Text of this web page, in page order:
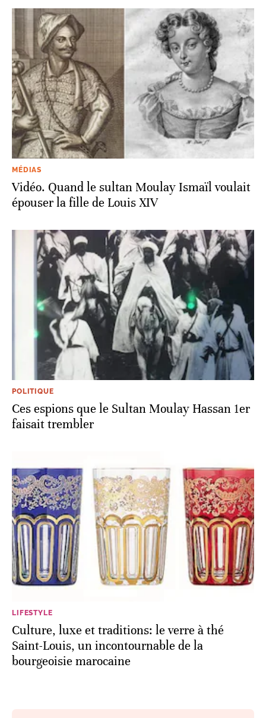
MÉDIAS
Vidéo. Quand le sultan Moulay Ismaïl voulait
épouser la fille de Louis XIV
POLITIQUE
Ces espions que le Sultan Moulay Hassan 1er
faisait trembler
LIFESTYLE
Culture, luxe et traditions: le verre à thé
Saint-Louis, un incontournable de la
bourgeoisie marocaine